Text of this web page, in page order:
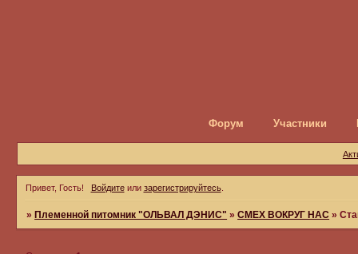
Форум Участники
Привет, Гость! Войдитеили зарегистрируйтесь.
» Племенной питомник "ОЛЬВАЛ ДЭНИС" »СМЕХ ВОКРУГ НАС »